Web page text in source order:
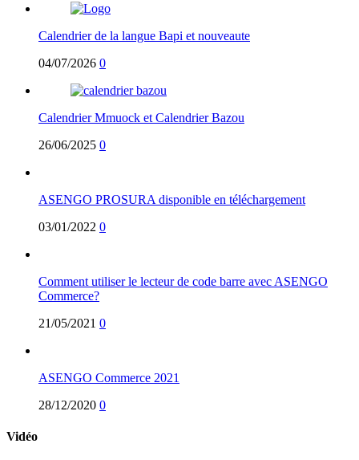
Calendrier de la langue Bapi et nouveaute
04/07/2026 0
Calendrier Mmuock et Calendrier Bazou
26/06/2025 0
ASENGO PROSURA disponible en téléchargement
03/01/2022 0
Comment utiliser le lecteur de code barre avec ASENGO
Commerce?
21/05/2021 0
ASENGO Commerce 2021
28/12/2020 0
Vidéo